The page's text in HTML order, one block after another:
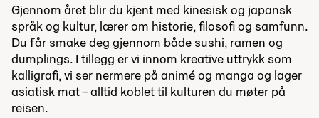
Gjennom året blir du kjent med kinesisk og japansk
språk og kultur, lærer om historie, filosofi og samfunn.
Du får smake deg gjennom både sushi, ramen og
dumplings. I tillegg er vi innom kreative uttrykk som
kalligrafi, vi ser nermere på animé og manga og lager
asiatisk mat – alltid koblet til kulturen du møter på
reisen.